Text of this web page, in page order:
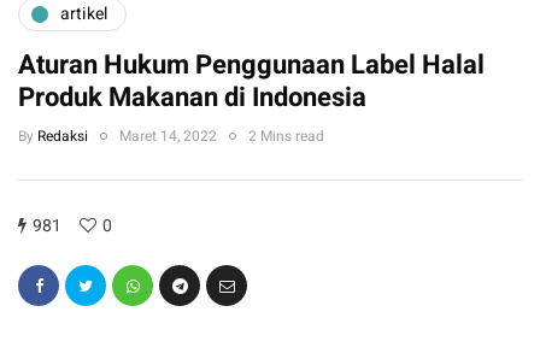
artikel
Aturan Hukum Penggunaan Label Halal
Produk Makanan di Indonesia
By Redaksi Maret 14, 2022 2 Mins read
981 0